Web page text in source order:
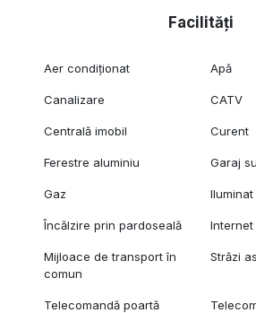
Facilități
Aer condiționat Apă
Canalizare CATV
Centrală imobil Curent
Ferestre aluminiu Garaj
Gaz
Încălzire prin pardoseală Internet
Mijloace de transport în
comun
Străzi
Telecomandă poartă